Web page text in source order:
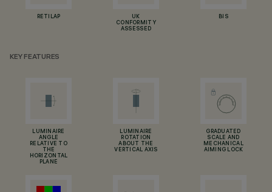
RETILAP
UK
CONFORMITY
ASSESSED
BIS
KEY FEATURES
LUMINAIRE
ANGLE
RELATIVE TO
THE
HORIZONTAL
PLANE
LUMINAIRE
ROTATION
ABOUT THE
VERTICAL AXIS
GRADUATED
SCALE AND
MECHANICAL
AIMING LOCK